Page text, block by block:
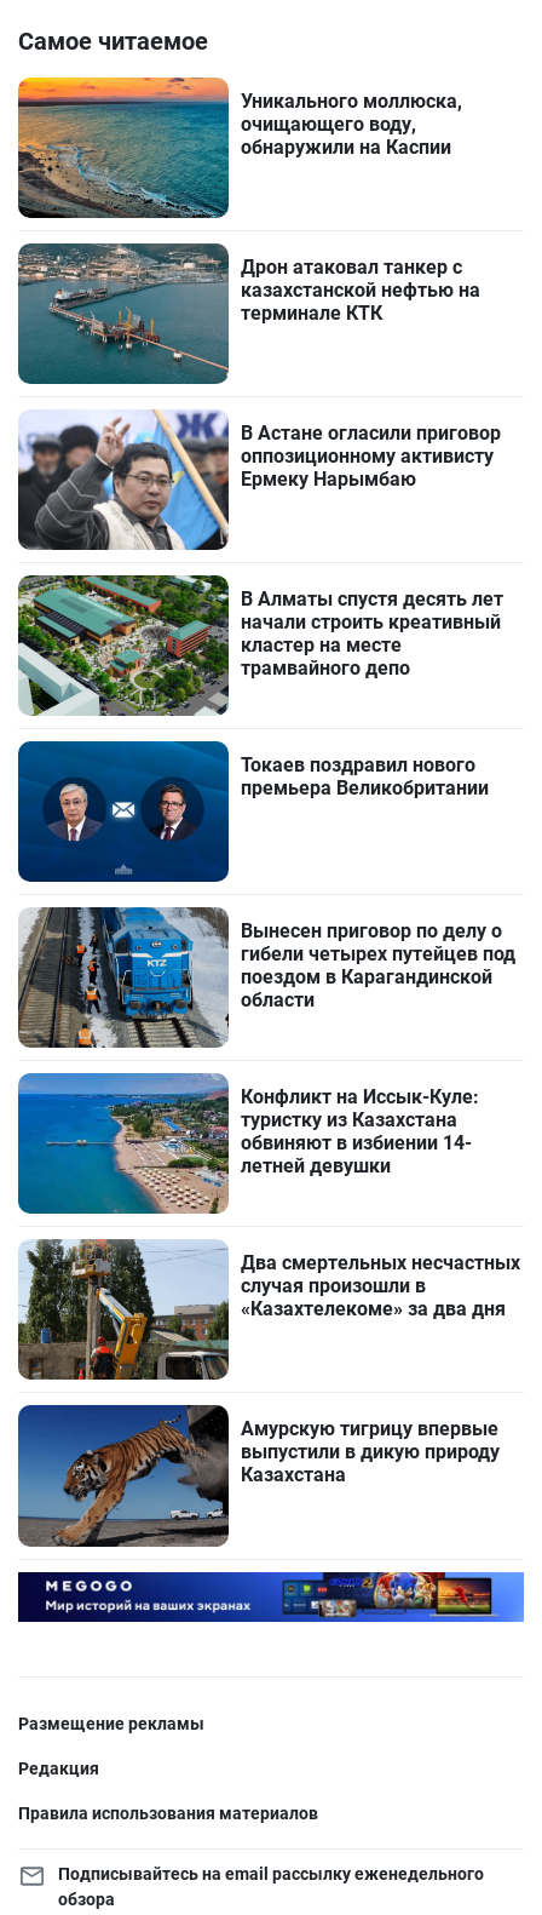
Самое читаемое
Уникального моллюска,
очищающего воду,
обнаружили на Каспии
Дрон атаковал танкер с
казахстанской нефтью на
терминале КТК
В Астане огласили приговор
оппозиционному активисту
Ермеку Нарымбаю
В Алматы спустя десять лет
начали строить креативный
кластер на месте
трамвайного депо
Токаев поздравил нового
премьера Великобритании
Вынесен приговор по делу о
гибели четырех путейцев под
поездом в Карагандинской
области
Конфликт на Иссык-Куле:
туристку из Казахстана
обвиняют в избиении 14-
летней девушки
Два смертельных несчастных
случая произошли в
«Казахтелекоме» за два дня
Амурскую тигрицу впервые
выпустили в дикую природу
Казахстана
Размещение рекламы
Редакция
Правила использования материалов
Подписывайтесь на email рассылку еженедельного
обзора